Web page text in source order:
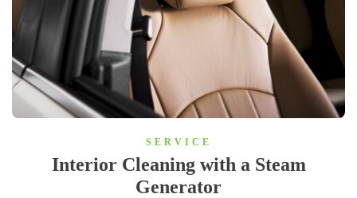
SERVICE
Interior Cleaning with a Steam
Generator